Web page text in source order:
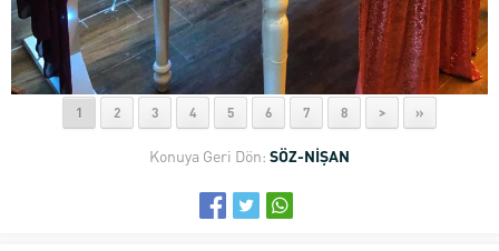
1 2 3 4 5 6 7 8 > »
Konuya Geri Dön: SÖZ-NİŞAN